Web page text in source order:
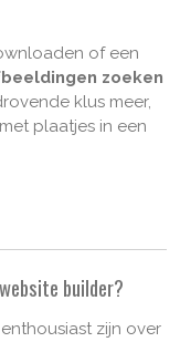
of een
zoeken
klus meer,
plaatjes in een
builder?
zijn over